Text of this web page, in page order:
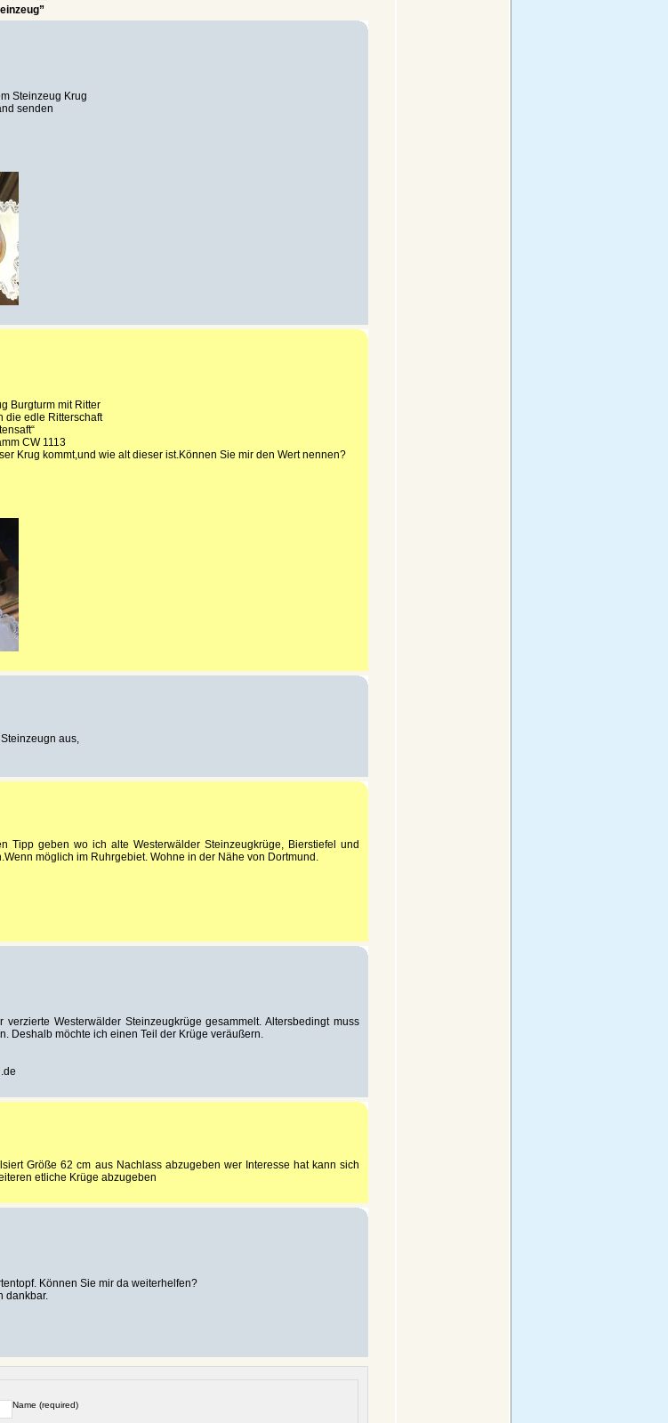
Steinzeug Krug
senden
Burgturm mit Ritter
die edle Ritterschaft
CW 1113
Krug kommt,und wie alt dieser ist.Können Sie mir den Wert nennen?
aus,
Tipp geben wo ich alte Westerwälder Steinzeugkrüge, Bierstiefel und
möglich im Ruhrgebiet. Wohne in der Nähe von Dortmund.
Westerwälder Steinzeugkrüge gesammelt. Altersbedingt muss
Deshalb möchte ich einen Teil der Krüge veräußern.
Größe 62 cm aus Nachlass abzugeben wer Interesse hat kann sich
etliche Krüge abzugeben
Können Sie mir da weiterhelfen?
dankbar.
Name (required)